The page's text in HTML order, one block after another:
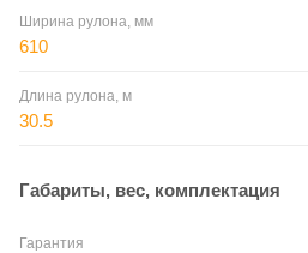
Ширина рулона, мм
610
Длина рулона, м
30.5
Габариты, вес, комплектация
Гарантия